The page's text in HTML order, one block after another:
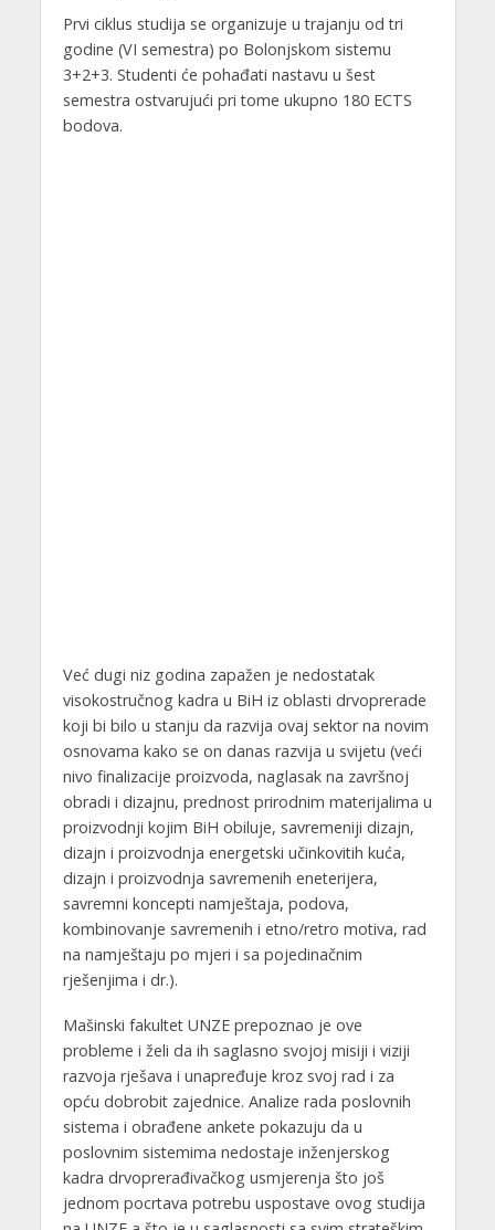
Prvi ciklus studija se organizuje u trajanju od tri
godine (VI semestra) po Bolonjskom sistemu
3+2+3. Studenti će pohađati nastavu u šest
semestra ostvarujući pri tome ukupno 180 ECTS
bodova.
Već dugi niz godina zapažen je nedostatak
visokostručnog kadra u BiH iz oblasti drvoprerade
koji bi bilo u stanju da razvija ovaj sektor na novim
osnovama kako se on danas razvija u svijetu (veći
nivo finalizacije proizvoda, naglasak na završnoj
obradi i dizajnu, prednost prirodnim materijalima u
proizvodnji kojim BiH obiluje, savremeniji dizajn,
dizajn i proizvodnja energetski učinkovitih kuća,
dizajn i proizvodnja savremenih eneterijera,
savremni koncepti namještaja, podova,
kombinovanje savremenih i etno/retro motiva, rad
na namještaju po mjeri i sa pojedinačnim
rješenjima i dr.).
Mašinski fakultet UNZE prepoznao je ove
probleme i želi da ih saglasno svojoj misiji i viziji
razvoja rješava i unapređuje kroz svoj rad i za
opću dobrobit zajednice. Analize rada poslovnih
sistema i obrađene ankete pokazuju da u
poslovnim sistemima nedostaje inženjerskog
kadra drvoprerađivačkog usmjerenja što još
jednom pocrtava potrebu uspostave ovog studija